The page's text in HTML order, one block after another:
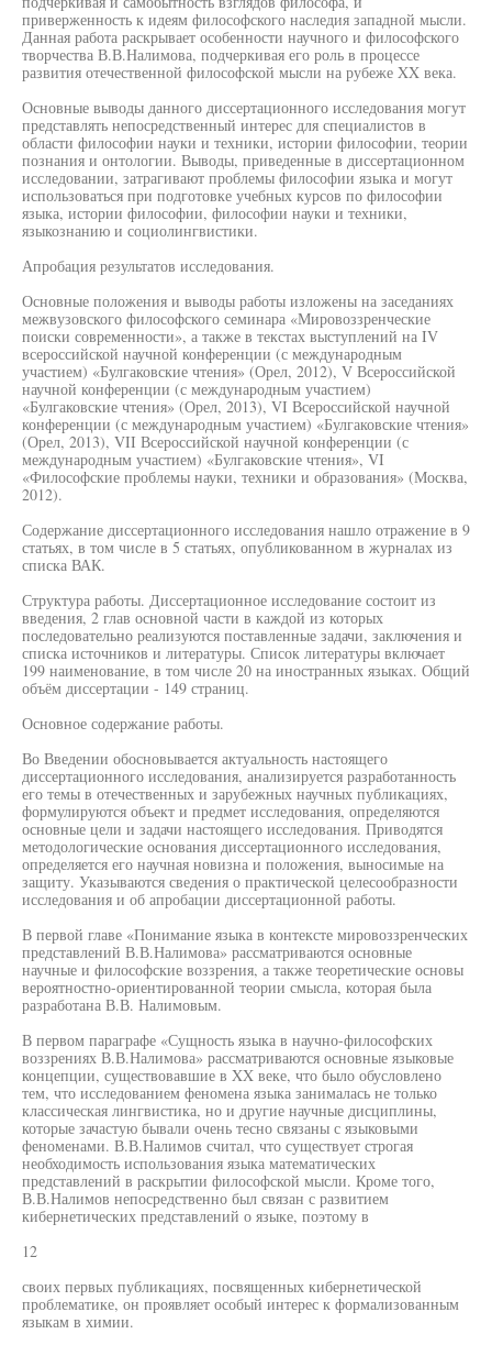
приверженность к идеям философского наследия западной мысли.
Данная работа раскрывает особенности научного и философского
творчества В.В.Налимова, подчеркивая его роль в процессе
развития отечественной философской мысли на рубеже XX века.
Основные выводы данного диссертационного исследования могут
представлять непосредственный интерес для специалистов в
области философии науки и техники, истории философии, теории
познания и онтологии. Выводы, приведенные в диссертационном
исследовании, затрагивают проблемы философии языка и могут
использоваться при подготовке учебных курсов по философии
языка, истории философии, философии науки и техники,
языкознанию и социолингвистики.
Апробация результатов исследования.
Основные положения и выводы работы изложены на заседаниях
межвузовского философского семинара «Мировоззренческие
поиски современности», а также в текстах выступлений на IV
всероссийской научной конференции (с международным
участием) «Булгаковские чтения» (Орел, 2012), V Всероссийской
научной конференции (с международным участием)
«Булгаковские чтения» (Орел, 2013), VI Всероссийской научной
конференции (с международным участием) «Булгаковские чтения»
(Орел, 2013), VII Всероссийской научной конференции (с
международным участием) «Булгаковские чтения», VI
«Философские проблемы науки, техники и образования» (Москва,
2012).
Содержание диссертационного исследования нашло отражение в 9
статьях, в том числе в 5 статьях, опубликованном в журналах из
списка ВАК.
Структура работы. Диссертационное исследование состоит из
введения, 2 глав основной части в каждой из которых
последовательно реализуются поставленные задачи, заключения и
списка источников и литературы. Список литературы включает
199 наименование, в том числе 20 на иностранных языках. Общий
объём диссертации - 149 страниц.
Основное содержание работы.
Во Введении обосновывается актуальность настоящего
диссертационного исследования, анализируется разработанность
его темы в отечественных и зарубежных научных публикациях,
формулируются объект и предмет исследования, определяются
основные цели и задачи настоящего исследования. Приводятся
методологические основания диссертационного исследования,
определяется его научная новизна и положения, выносимые на
защиту. Указываются сведения о практической целесообразности
исследования и об апробации диссертационной работы.
В первой главе «Понимание языка в контексте мировоззренческих
представлений В.В.Налимова» рассматриваются основные
научные и философские воззрения, а также теоретические основы
вероятностно-ориентированной теории смысла, которая была
разработана В.В. Налимовым.
В первом параграфе «Сущность языка в научно-философских
воззрениях В.В.Налимова» рассматриваются основные языковые
концепции, существовавшие в XX веке, что было обусловлено
тем, что исследованием феномена языка занималась не только
классическая лингвистика, но и другие научные дисциплины,
которые зачастую бывали очень тесно связаны с языковыми
феноменами. В.В.Налимов считал, что существует строгая
необходимость использования языка математических
представлений в раскрытии философской мысли. Кроме того,
В.В.Налимов непосредственно был связан с развитием
кибернетических представлений о языке, поэтому в
12
своих первых публикациях, посвященных кибернетической
проблематике, он проявляет особый интерес к формализованным
языкам в химии.